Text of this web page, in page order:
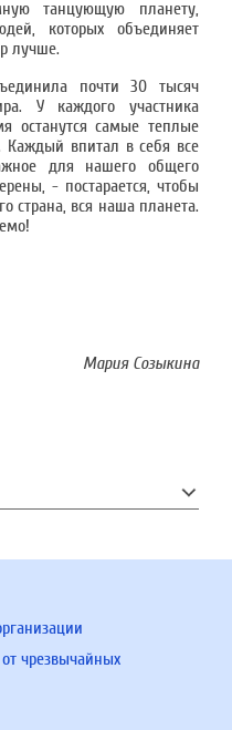
танцующую планету,
которых объединяет
лучше.
почти 30 тысяч
У каждого участника
останутся самые теплые
Каждый впитал в себя все
для нашего общего
- постарается, чтобы
страна, вся наша планета.
Мария Созыкина
чрезвычайных